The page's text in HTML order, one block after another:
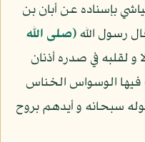
بإسناده عن أبان بن
رسول الله(صلى الله
لقلبه في صدره أذنان
فيها الوسواس الخناس
سبحانه و أيدهم بروح